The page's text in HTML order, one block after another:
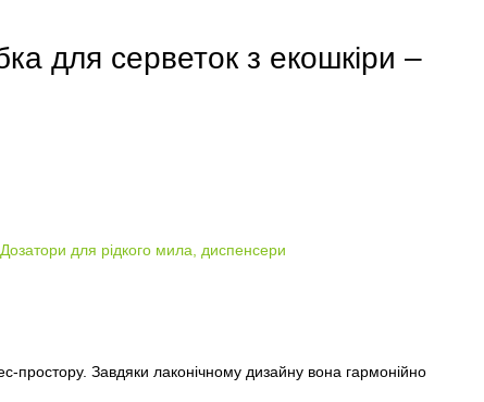
для серветок з екошкіри –
Дозатори для рідкого мила, диспенсери
простору. Завдяки лаконічному дизайну вона гармонійно